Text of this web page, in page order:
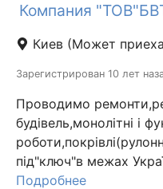
Компания
Киев (Может
Зарегистрирован 10 лет
Проводимо
будівель,монолітні і
під"ключ"в межах
Подробнее